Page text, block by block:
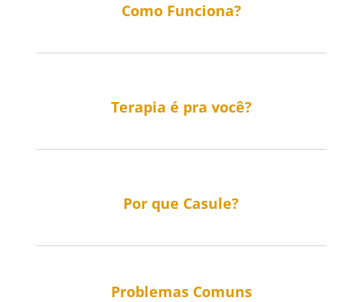
Como Funciona?
Terapia é pra você?
Por que Casule?
Problemas Comuns